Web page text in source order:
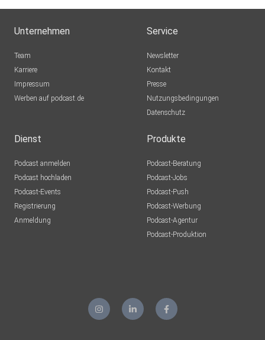
Unternehmen
Team
Karriere
Impressum
Werben auf podcast.de
Service
Newsletter
Kontakt
Presse
Nutzungsbedingungen
Datenschutz
Dienst
Podcast anmelden
Podcast hochladen
Podcast-Events
Registrierung
Anmeldung
Produkte
Podcast-Beratung
Podcast-Jobs
Podcast-Push
Podcast-Werbung
Podcast-Agentur
Podcast-Produktion